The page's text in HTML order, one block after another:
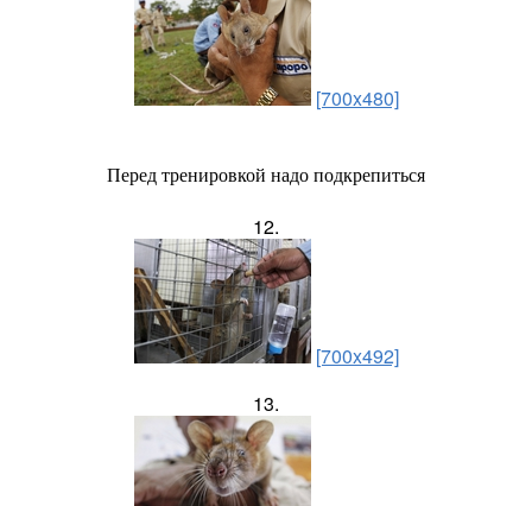
[700x480]
Перед тренировкой надо подкрепиться
12.
[700x492]
13.